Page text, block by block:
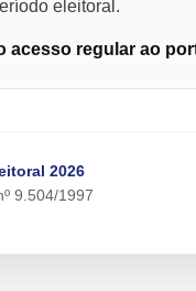
eleitoral.
regular ao
2026
9.504/1997